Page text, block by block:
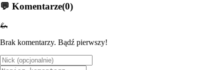
💬 Komentarze(0)
🦗
Brak komentarzy. Bądź pierwszy!